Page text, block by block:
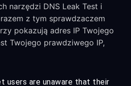
narzędzi DNS Leak Test i
z tym sprawdzaczem
pokazują adres IP Twojego
Twojego prawdziwego IP,
users are unaware that their